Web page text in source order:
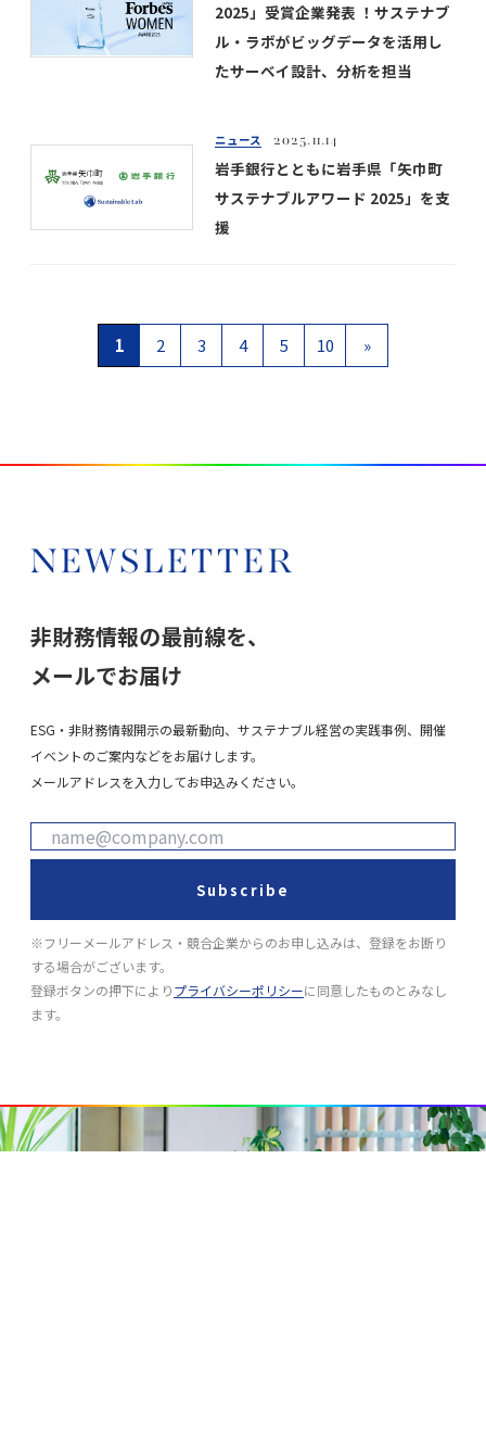
2025」受賞企業発表 ！サステナブ
ル・ラボがビッグデータを活用し
たサーベイ設計、分析を担当
ニュース 2025.11.14
岩手銀行とともに岩手県「矢巾町
サステナブルアワード 2025」を支
援
1 2 3 4 5 10 »
NEWSLETTER
非財務情報の最前線を、
メールでお届け
ESG・非財務情報開示の最新動向、サステナブル経営の実践事例、開催
イベントのご案内などをお届けします。
メールアドレスを入力してお申込みください。
Subscribe
※フリーメールアドレス・競合企業からのお申し込みは、登録をお断り
する場合がございます。
登録ボタンの押下によりプライバシーポリシーに同意したものとみなし
ます。